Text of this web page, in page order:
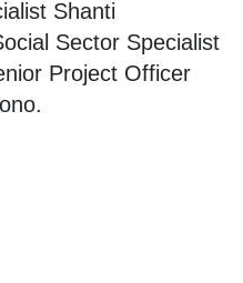
Shanti
Sector Specialist
Project Officer